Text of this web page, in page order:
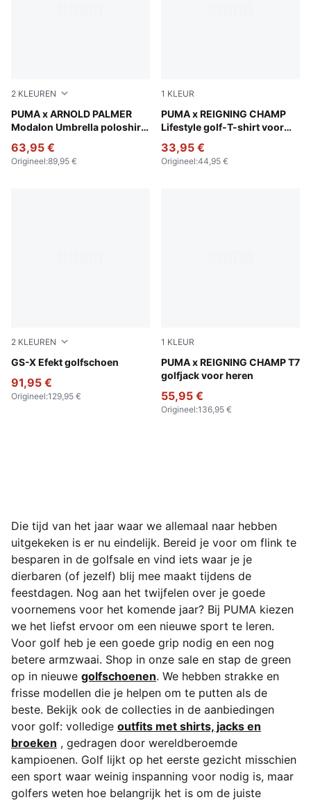
2 KLEUREN
PUMA x ARNOLD PALMER
Modalon Umbrella poloshirt
Jasmine Flower
63,95 €
Origineel:89,95 €
1 KLEUR
PUMA x REIGNING CHAMP
Lifestyle golf-T-shirt voor
Deep Navy
33,95 €
Origineel:44,95 €
2 KLEUREN
GS-X Efekt golfschoen
PUMA White-Vapor Gray-Royal Sapphire
91,95 €
Origineel:129,95 €
1 KLEUR
PUMA x REIGNING CHAMP T7
golfjack voor heren
Green Terrain
55,95 €
Origineel:136,95 €
Die tijd van het jaar waar we allemaal naar hebben
uitgekeken is er nu eindelijk. Bereid je voor om flink te
besparen in de golfsale en vind iets waar je je
dierbaren (of jezelf) blij mee maakt tijdens de
feestdagen. Nog aan het twijfelen over je goede
voornemens voor het komende jaar? Bij PUMA kiezen
we het liefst ervoor om een nieuwe sport te leren.
Voor golf heb je een goede grip nodig en een nog
betere armzwaai. Shop in onze sale en stap de green
op in nieuwe golfschoenen. We hebben strakke en
frisse modellen die je helpen om te putten als de
beste. Bekijk ook de collecties in de aanbiedingen
voor golf: volledige outfits met shirts, jacks en
broeken , gedragen door wereldberoemde
kampioenen. Golf lijkt op het eerste gezicht misschien
een sport waar weinig inspanning voor nodig is, maar
golfers weten hoe belangrijk het is om de juiste